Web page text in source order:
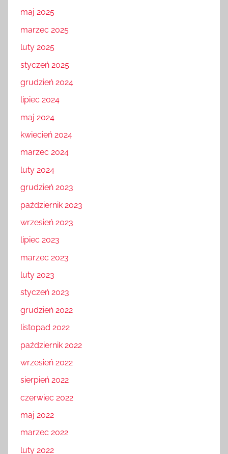
maj 2025
marzec 2025
luty 2025
styczeń 2025
grudzień 2024
lipiec 2024
maj 2024
kwiecień 2024
marzec 2024
luty 2024
grudzień 2023
październik 2023
wrzesień 2023
lipiec 2023
marzec 2023
luty 2023
styczeń 2023
grudzień 2022
listopad 2022
październik 2022
wrzesień 2022
sierpień 2022
czerwiec 2022
maj 2022
marzec 2022
luty 2022